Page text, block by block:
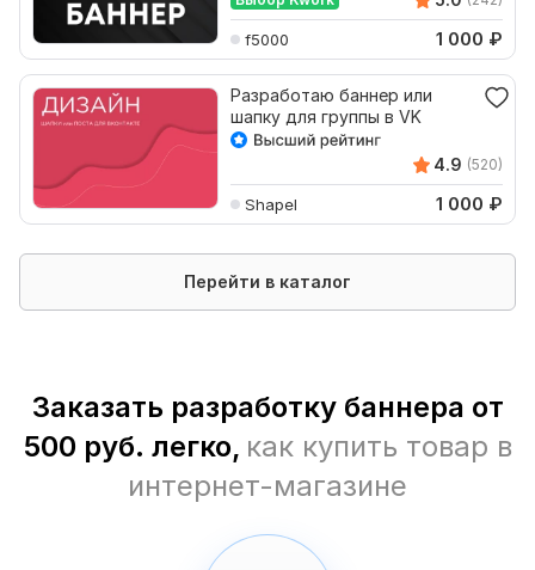
f5000 1 000 ₽
Разработаю баннер или
шапку для группы в VK
4.9 (520)
Shapel 1 000 ₽
Перейти в каталог
Заказать разработку баннера от
500 руб. легко, как купить товар в
интернет-магазине